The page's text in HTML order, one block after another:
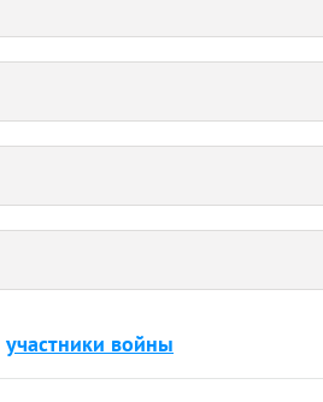
участники войны